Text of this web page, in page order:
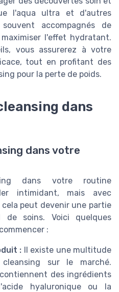
l'aqua ultra et d'autres
accompagnés de
l'effet hydratant.
vous assurerez à votre
tout en profitant des
pour la perte de poids.
dans
dans votre
dans votre routine
intimidant, mais avec
peut devenir une partie
soins. Voici quelques
:
: Il existe une multitude
sur le marché.
des ingrédients
hyaluronique ou la